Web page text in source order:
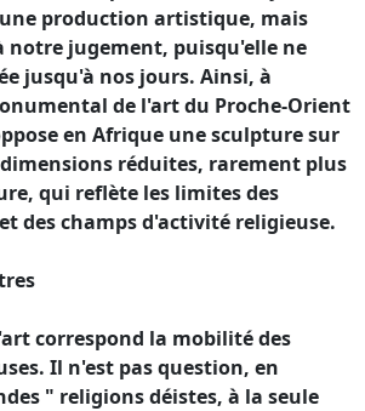
production artistique, mais
notre jugement, puisqu'elle ne
jusqu'à nos jours. Ainsi, à
de l'art du Proche-Orient
en Afrique une sculpture sur
réduites, rarement plus
qui reflète les limites des
des champs d'activité religieuse.
correspond la mobilité des
Il n'est pas question, en
" religions déistes, à la seule